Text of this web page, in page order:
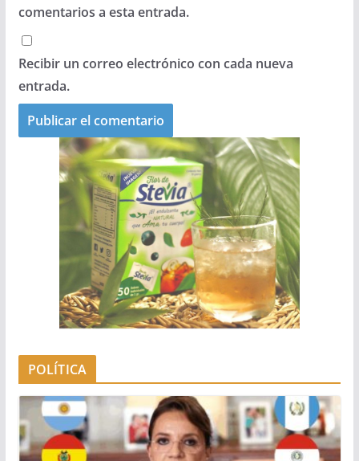
comentarios a esta entrada.
Recibir un correo electrónico con cada nueva
entrada.
POLÍTICA